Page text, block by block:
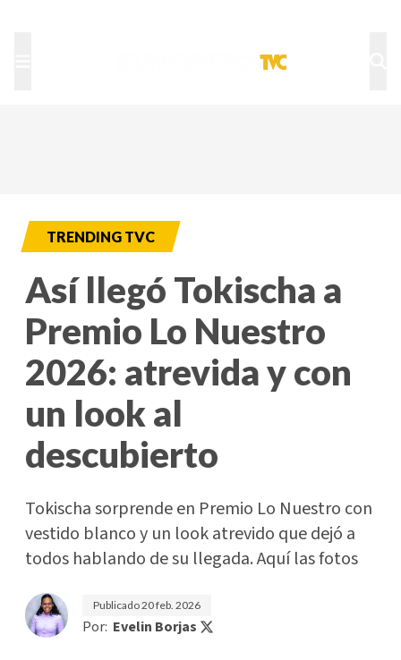
TRENDING TVC
Así llegó Tokischa a
Premio Lo Nuestro
2026: atrevida y con
un look al
descubierto
Tokischa sorprende en Premio Lo Nuestro con
vestido blanco y un look atrevido que dejó a
todos hablando de su llegada. Aquí las fotos
Publicado20 feb. 2026
Por: Evelin Borjas